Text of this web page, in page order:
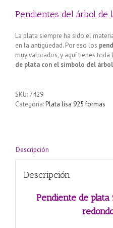
Pendientes del árbol de
La plata siempre ha sido el
en la antigüedad. Por eso los
muy valorados, y aquí tienes toda
de plata con el símbolo del
SKU: 7429
Categoría:Plata lisa 925 formas
Descripción
Descripción
Pendiente de